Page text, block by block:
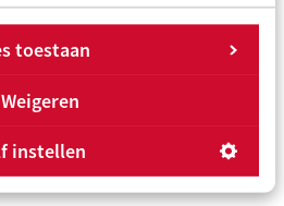
toestaan
Weigeren
instellen
met maximaal twee
komen op deze manier vrij
achter die weer vrijkomt voor
'stroomt door. Vandaar de
Bekijk hier alle